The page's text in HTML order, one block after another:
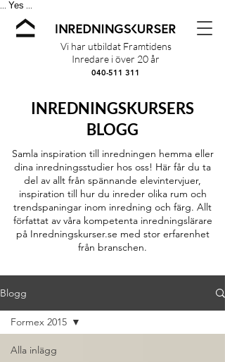
Yes
Vi har utbildat Framtidens
Inredare i över 20 år
040-511 311
INREDNINGSKURSERS
BLOGG
Samla inspiration till inredningen hemma eller
dina inredningsstudier hos oss! Här får du ta
del av allt från spännande elevintervjuer,
inspiration till hur du inreder olika rum och
trendspaningar inom inredning och färg. Allt
författat av våra kompetenta inredningslärare
på Inredningskurser.se med stor erfarenhet
från branschen.
Blogg
Alla inlägg
Formex 2015